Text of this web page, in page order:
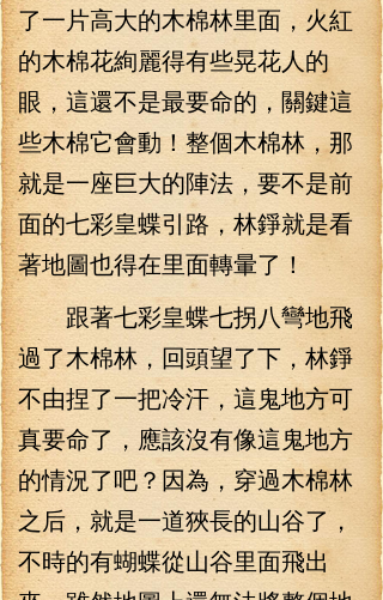
了一片高大的木棉林里面，火紅
的木棉花絢麗得有些晃花人的
眼，這還不是最要命的，關鍵這
些木棉它會動！整個木棉林，那
就是一座巨大的陣法，要不是前
面的七彩皇蝶引路，林錚就是看
著地圖也得在里面轉暈了！
跟著七彩皇蝶七拐八彎地飛
過了木棉林，回頭望了下，林錚
不由捏了一把冷汗，這鬼地方可
真要命了，應該沒有像這鬼地方
的情況了吧？因為，穿過木棉林
之后，就是一道狹長的山谷了，
不時的有蝴蝶從山谷里面飛出